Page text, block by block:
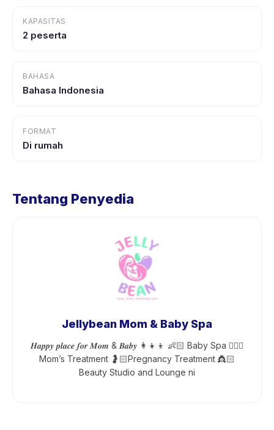
KAPASITAS
2 peserta
BAHASA
Bahasa Indonesia
FORMAT
Di rumah
Tentang Penyedia
Jellybean Mom & Baby Spa
𝑯𝒂𝒑𝒑𝒚 𝒑𝒍𝒂𝒄𝒆 𝒇𝒐𝒓 𝑴𝒐𝒎 & 𝑩𝒂𝒃𝒚 👩‍👧‍👦 👶🏻 Baby Spa 💆🏻‍♀️
Mom’s Treatment 🤰🏻Pregnancy Treatment 👸🏻
Beauty Studio and Lounge ni